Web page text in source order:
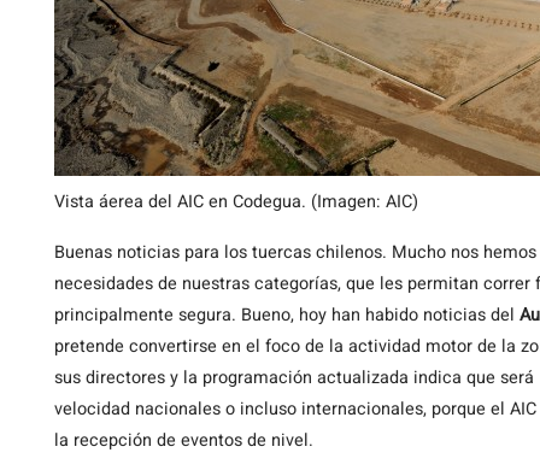
Vista áerea del AIC en Codegua. (Imagen: AIC)
Buenas noticias para los tuercas chilenos. Mucho nos
necesidades de nuestras categorías, que les permitan
principalmente segura. Bueno, hoy han habido noticias del
pretende convertirse en el foco de la actividad motor de la
sus directores y la programación actualizada indica que
velocidad nacionales o incluso internacionales, porque el
la recepción de eventos de nivel.